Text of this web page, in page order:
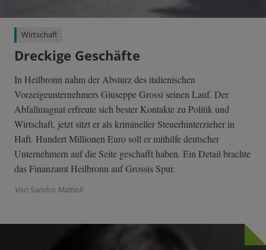
Wirtschaft
Dreckige Geschäfte
In Heilbronn nahm der Absturz des italienischen
Vorzeigeunternehmers Giuseppe Grossi seinen Lauf. Der
Abfallmagnat erfreute sich bester Kontakte zu Politik und
Wirtschaft, jetzt sitzt er als krimineller Steuerhinterzieher in
Haft. Hundert Millionen Euro soll er mithilfe deutscher
Unternehmern auf die Seite geschafft haben. Ein Detail brachte
das Finanzamt Heilbronn auf Grossis Spur.
Von Sandro Mattioli